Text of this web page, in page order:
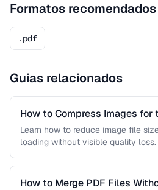
Formatos recomendados
.pdf
Guias relacionados
How to Compress Images for
Learn how to reduce image file
loading without visible quality
How to Merge PDF Files